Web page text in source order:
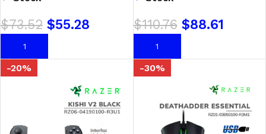
$73.52 $55.28
AÑADIR AL CARRITO
$110.76 $88.61
AÑADIR AL CARRITO
-20% -30%